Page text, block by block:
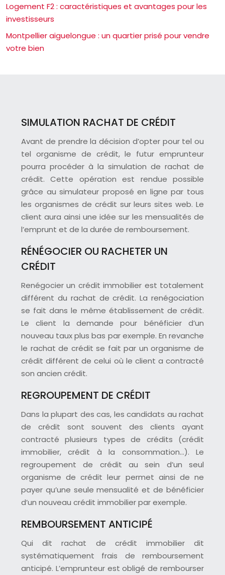
Logement F2 : caractéristiques et avantages pour les
investisseurs
Montpellier aiguelongue : un quartier prisé pour vendre
votre bien
SIMULATION RACHAT DE CRÉDIT
Avant de prendre la décision d’opter pour tel ou
tel organisme de crédit, le futur emprunteur
pourra procéder à la simulation de rachat de
crédit. Cette opération est rendue possible
grâce au simulateur proposé en ligne par tous
les organismes de crédit sur leurs sites web. Le
client aura ainsi une idée sur les mensualités de
l’emprunt et de la durée de remboursement.
RÉNÉGOCIER OU RACHETER UN
CRÉDIT
Renégocier un crédit immobilier est totalement
différent du rachat de crédit. La renégociation
se fait dans le même établissement de crédit.
Le client la demande pour bénéficier d’un
nouveau taux plus bas par exemple. En revanche
le rachat de crédit se fait par un organisme de
crédit différent de celui où le client a contracté
son ancien crédit.
REGROUPEMENT DE CRÉDIT
Dans la plupart des cas, les candidats au rachat
de crédit sont souvent des clients ayant
contracté plusieurs types de crédits (crédit
immobilier, crédit à la consommation…). Le
regroupement de crédit au sein d’un seul
organisme de crédit leur permet ainsi de ne
payer qu’une seule mensualité et de bénéficier
d’un nouveau crédit immobilier par exemple.
REMBOURSEMENT ANTICIPÉ
Qui dit rachat de crédit immobilier dit
systématiquement frais de remboursement
anticipé. L’emprunteur est obligé de rembourser